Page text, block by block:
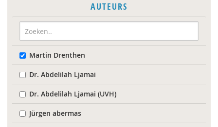
AUTEURS
Martin Drenthen
Dr. Abdelilah Ljamai
Dr. Abdelilah Ljamai (UVH)
Jürgen abermas